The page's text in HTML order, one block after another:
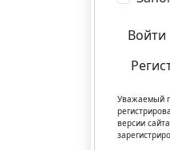
Войти
Уважаемый
версии